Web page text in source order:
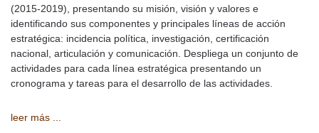
(2015-2019), presentando su misión, visión y valores e
identificando sus componentes y principales líneas de acción
estratégica: incidencia política, investigación, certificación
nacional, articulación y comunicación. Despliega un conjunto de
actividades para cada línea estratégica presentando un
cronograma y tareas para el desarrollo de las actividades.
leer más ...